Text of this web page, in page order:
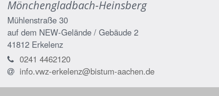
Mönchengladbach-Heinsberg
Mühlenstraße 30
auf dem NEW-Gelände / Gebäude 2
41812 Erkelenz
0241 4462120
info.vwz-erkelenz@bistum-aachen.de